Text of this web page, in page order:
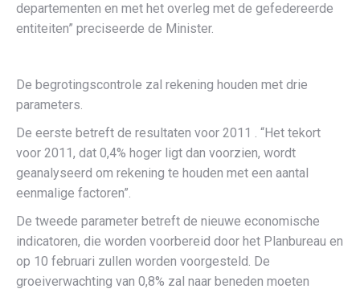
departementen en met het overleg met de gefedereerde
entiteiten” preciseerde de Minister.
De begrotingscontrole zal rekening houden met drie
parameters.
De eerste betreft de resultaten voor 2011 . “Het tekort
voor 2011, dat 0,4% hoger ligt dan voorzien, wordt
geanalyseerd om rekening te houden met een aantal
eenmalige factoren”.
De tweede parameter betreft de nieuwe economische
indicatoren, die worden voorbereid door het Planbureau en
op 10 februari zullen worden voorgesteld. De
groeiverwachting van 0,8% zal naar beneden moeten